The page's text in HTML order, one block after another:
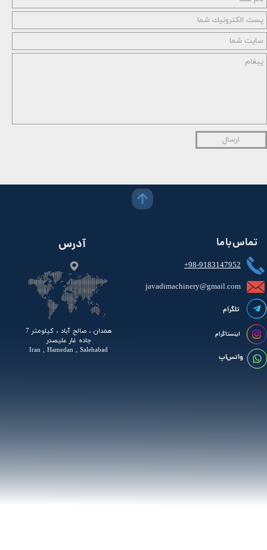
ارسال
+98-9183147952
همدان ، صالح آباد ، کیلومتر 7
جاده غار علیصدر
Iran , Hamedan , Salehabad
آدرس تماس با ما
اینستاگرام
javadimachinery@gmail.com​​​​​​​​
تلگرام
واتس اپ